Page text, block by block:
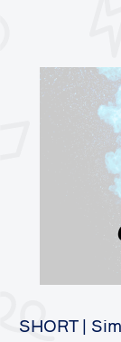
SHORT |